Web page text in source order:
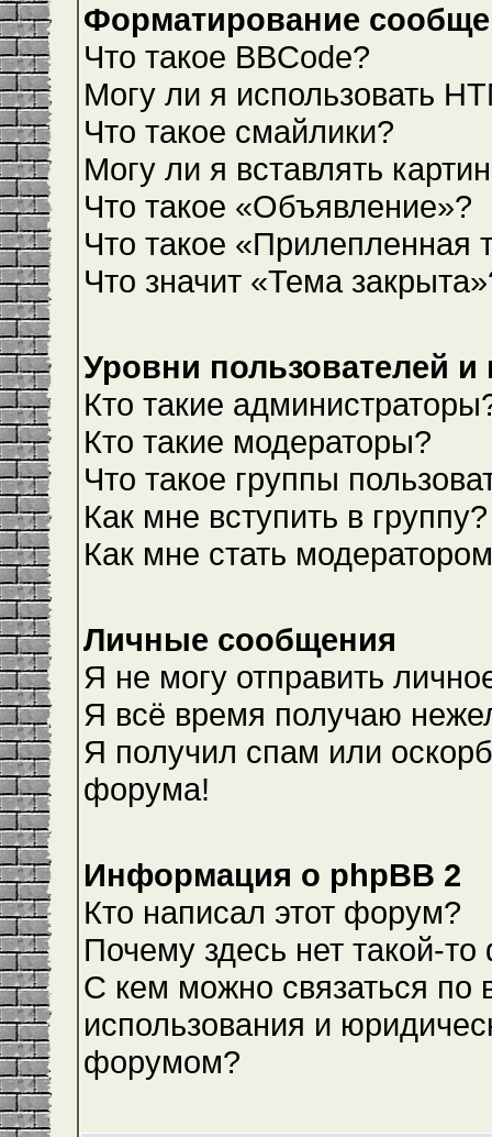
Форматирование
Что такое BBCode?
Могу ли я использовать
Что такое смайлики?
Могу ли я вставлять
Что такое «Объявление»?
Что такое «Прилепленная
Что значит «Тема
Уровни пользователей и
Кто такие
Кто такие модераторы?
Что такое группы
Как мне вступить в группу?
Как мне стать
Личные сообщения
Я не могу отправить
Я всё время получаю
Я получил спам или
форума!
Информация о phpBB 2
Кто написал этот форум?
Почему здесь нет такой-
С кем можно связаться по
использования и
форумом?